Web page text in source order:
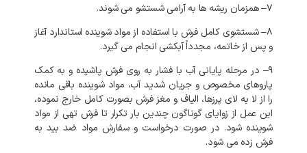
۷–همزمان ریشه ها به آرامی شستشو می شوند.
۸–شستشوی کامل فرش با استفاده از مواد شوینده استاندارد آغاز
و پس از خاتمه، مجدداًآبکشی انجام می گیرد.
۹– در مرحله پایانی آب با فشار به روی فرش پاشیده و به کمک
پاروهای مخصوص و جریان شدید آب، مواد شوینده باقی مانده
را از لا به لای پرزها، الیاف و مغز فرش بصورت کامل خارج نموده،
این عمل از زوایای گوناگون چندین بار تکرار تا فرش تهی از مواد
شوینده شود. در صورت درخواست و سفارش مواد ضد بید به
فرش زده می شود.